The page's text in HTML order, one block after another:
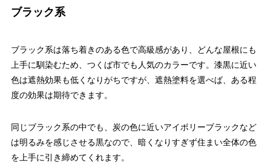
ブラック系
ブラック系は落ち着きのある色で高級感があり、どんな屋根にも
上手に馴染むため、つくば市でも人気のカラーです。漆黒に近い
色は遮熱効果も低くなりがちですが、遮熱塗料を選べば、ある程
度の効果は期待できます。
同じブラック系の中でも、炭の色に近いアイボリーブラックなど
は明るみを感じさせる黒なので、暗くなりすぎず住まい全体の色
を上手に引き締めてくれます。